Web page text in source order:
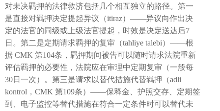
对未决羁押的法律救济包括几个相互独立的路径。第一
是直接对羁押决定提起异议（itiraz）——异议向作出决
定的法官的同级或上级法官提起，时效是决定送达后7
日。第二是定期请求羁押的复审（tahliye talebi）——根
据 CMK 第104条，羁押期间被告可以随时请求法院重新
评估羁押的必要性，法院应在审理中定期复审（一般每
30日一次）。第三是请求以替代措施代替羁押（adli
kontrol，CMK 第109条）——保释金、护照交存、定期签
到、电子监控等替代措施在符合一定条件时可以替代未